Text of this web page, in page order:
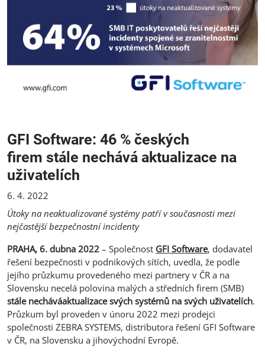
GFI Software: 46 % českých
firem stále nechává aktualizace na
uživatelích
6. 4. 2022
Útoky na neaktualizované systémy patří v současnosti mezi
nejčastější bezpečnostní incidenty
PRAHA, 6. dubna 2022 – Společnost GFI Software, dodavatel
řešení bezpečnosti v podnikových sítích, uvedla, že podle
jejího průzkumu provedeného mezi partnery v ČR a na
Slovensku necelá polovina malých a středních firem (SMB)
stále necháváaktualizace svých systémů na svých uživatelích.
Průzkum byl proveden v únoru 2022 mezi prodejci
společnosti ZEBRA SYSTEMS, distributora řešení GFI Software
v ČR, na Slovensku a jihovýchodní Evropě.